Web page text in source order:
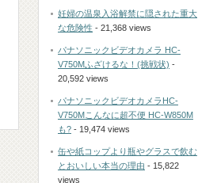
妊婦の温泉入浴解禁に隠された重大
な危険性 - 21,368 views
パナソニックビデオカメラ HC-
V750Mふざけるな！(挑戦状) -
20,592 views
パナソニックビデオカメラHC-
V750Mこんなに超不便 HC-W850M
も? - 19,474 views
缶や紙コップより瓶やグラスで飲む
とおいしい本当の理由 - 15,822
views